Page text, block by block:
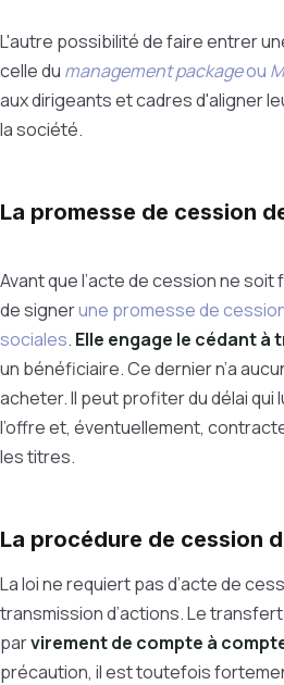
L'autre possibilité de faire entrer
celle du management packageou
aux dirigeants et cadres d'aligner
la société.
La promesse de cession
Avant que l’acte de cession ne
de signerune promesse de
sociales. Elle engage le cédant
un bénéficiaire. Ce derniern’a
acheter. Il peut profiter du délai qui
l’offre et, éventuellement,
les titres.
La procédure de cession
La loi ne requiert pas d’acte de
transmission d’actions. Le
parvirement de compte à
précaution, il est toutefois